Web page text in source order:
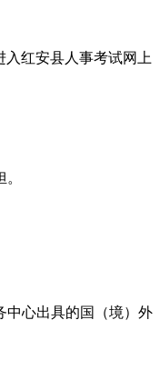
红安县人事考试网上
心出具的国（境）外